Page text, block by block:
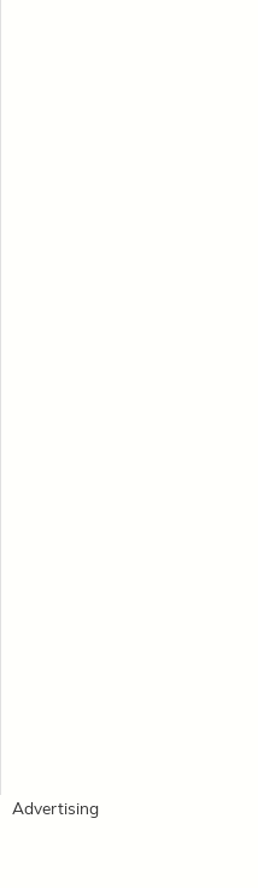
Advertising